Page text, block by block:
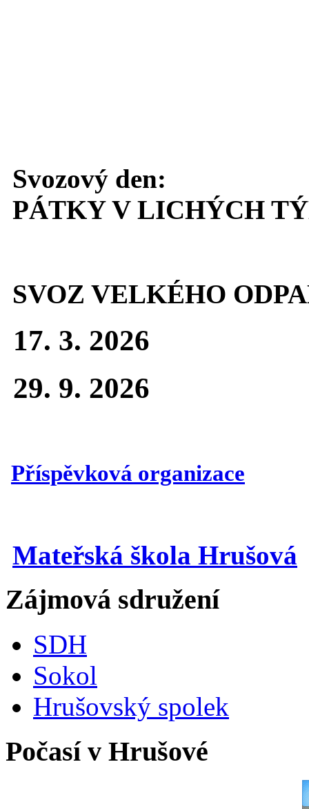
Svozový den:
PÁTKY V LICHÝCH
SVOZ VELKÉHO
17. 3. 2026
29. 9. 2026
Příspěvková organizace
Mateřská škola Hrušová
Zájmová sdružení
SDH
Sokol
Hrušovský spolek
Počasí v Hrušové